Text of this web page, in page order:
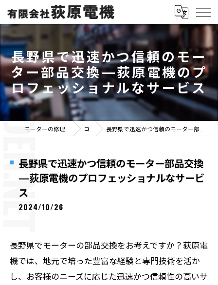
長野県で迅速かつ信頼のモー
ター部品交換—荻原電機のプ
ロフェッショナルなサービス
コラム 長野県で迅速かつ信頼のモーター部品交換—荻原電機のプロフェッショナルなサービス
長野県で迅速かつ信頼のモーター部品交換
—荻原電機のプロフェッショナルなサービ
ス
2024/10/26
長野県でモーターの部品交換をお考えですか？荻原電
機では、地元で培った豊富な経験と専門技術を活か
し、お客様のニーズに応じた迅速かつ信頼性の高いサ